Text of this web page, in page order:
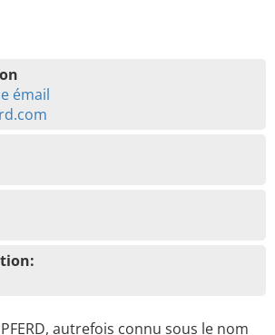
émail
PFERD, autrefois connu sous le nom